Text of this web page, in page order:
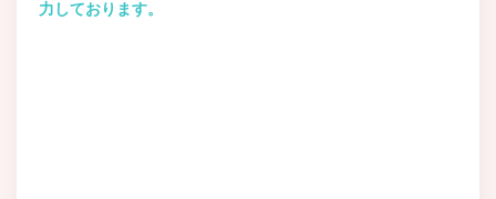
力しております。